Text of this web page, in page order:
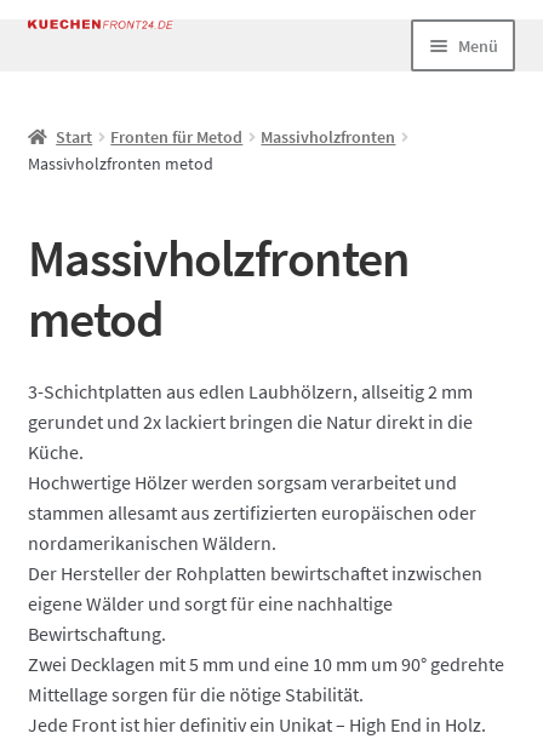
Zur
Zum
Menü
AGB
Echtheit von Bewertungen
Kasse
Mein Konto
So funktionierts
So funktionierts individuell
Über uns
Start Fronten für Metod
Massivholzfronten
Massivholzfronten metod
Massivholzfronten
metod
3-Schichtplatten aus edlen Laubhölzern, allseitig 2 mm
gerundet und 2x lackiert bringen die Natur direkt in die
Küche.
Hochwertige Hölzer werden sorgsam verarbeitet und
stammen allesamt aus zertifizierten europäischen oder
nordamerikanischen Wäldern.
Der Hersteller der Rohplatten bewirtschaftet inzwischen
eigene Wälder und sorgt für eine nachhaltige
Bewirtschaftung.
Zwei Decklagen mit 5 mm und eine 10 mm um 90° gedrehte
Mittellage sorgen für die nötige Stabilität.
Jede Front ist hier definitiv ein Unikat – High End in Holz.